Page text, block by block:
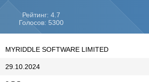
Рейтинг: 4.7
Голосов: 5300
MYRIDDLE SOFTWARE LIMITED
29.10.2024